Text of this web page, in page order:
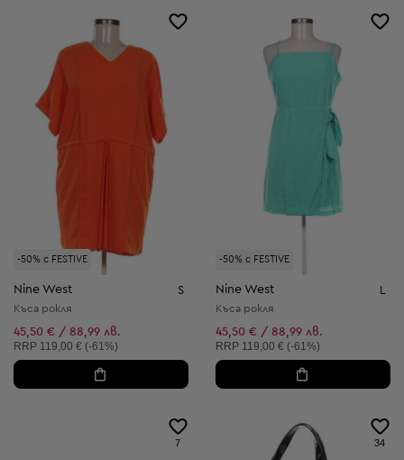
-50% с FESTIVE
Nine West S
Къса рокля
45,50 € / 88,99 лв.
Препоръчителна цена:
RRP 119,00 € (-61%)
-50% с FESTIVE
Nine West L
Къса рокля
45,50 € / 88,99 лв.
Препоръчителна цена:
RRP 119,00 € (-61%)
7 34